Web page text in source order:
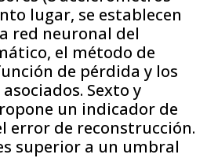
lugar, se establecen
red neuronal del
el método de
de pérdida y los
Sexto y
un indicador de
error de reconstrucción.
superior a un umbral